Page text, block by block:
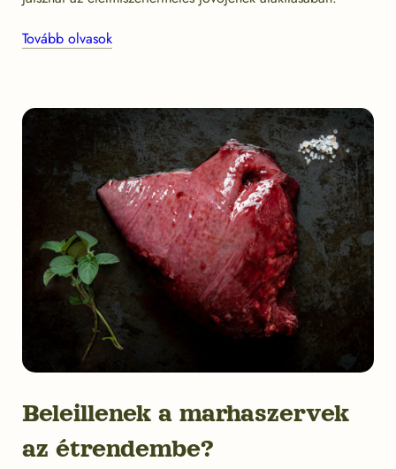
Tovább olvasok
Beleillenek a marhaszervek
az étrendembe?